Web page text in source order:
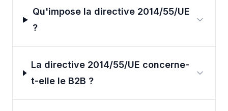
Qu'impose la directive 2014/55/UE
?
La directive 2014/55/UE concerne-
t-elle le B2B ?